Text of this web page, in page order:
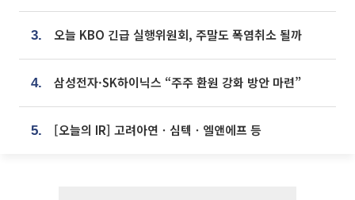
3. 오늘 KBO 긴급 실행위원회, 주말도 폭염취소 될까
4. 삼성전자·SK하이닉스 “주주 환원 강화 방안 마련”
5. [오늘의 IR] 고려아연ㆍ심텍ㆍ엘앤에프 등